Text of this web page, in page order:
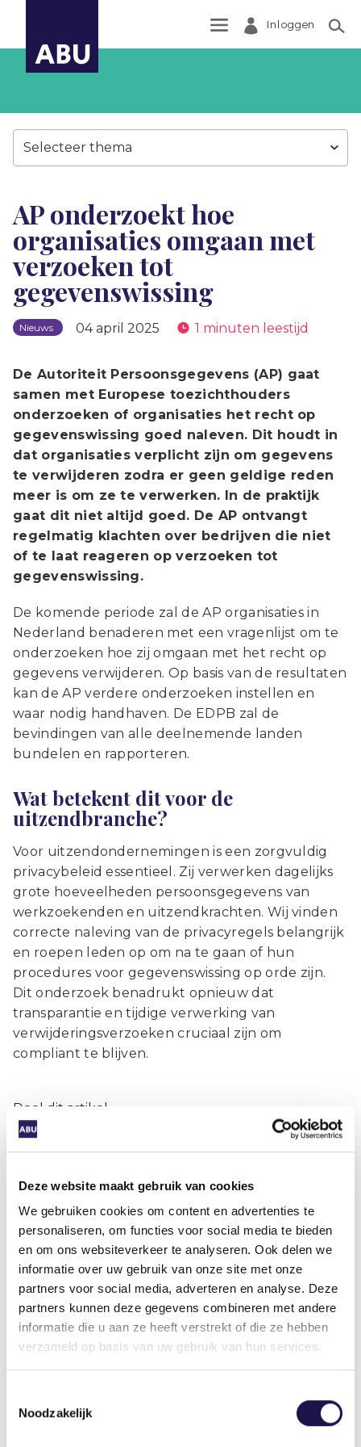
Deze website maakt gebruik van cookies
We gebruiken cookies om content en advertenties te
personaliseren, om functies voor social media te bieden
en om ons websiteverkeer te analyseren. Ook delen we
informatie over uw gebruik van onze site met onze
partners voor social media, adverteren en analyse. Deze
partners kunnen deze gegevens combineren met andere
informatie die u aan ze heeft verstrekt of die ze hebben
verzameld op basis van uw gebruik van hun services.
Noodzakelijk
Inloggen
Selecteer thema
AP onderzoekt hoe
organisaties omgaan met
verzoeken tot
gegevenswissing
Nieuws 04 april 2025 1 minuten leestijd
De Autoriteit Persoonsgegevens (AP) gaat
samen met Europese toezichthouders
onderzoeken of organisaties het recht op
gegevenswissing goed naleven. Dit houdt in
dat organisaties verplicht zijn om gegevens
te verwijderen zodra er geen geldige reden
meer is om ze te verwerken. In de praktijk
gaat dit niet altijd goed. De AP ontvangt
regelmatig klachten over bedrijven die niet
of te laat reageren op verzoeken tot
gegevenswissing.
De komende periode zal de AP organisaties in
Nederland benaderen met een vragenlijst om te
onderzoeken hoe zij omgaan met het recht op
gegevens verwijderen. Op basis van de resultaten
kan de AP verdere onderzoeken instellen en
waar nodig handhaven. De EDPB zal de
bevindingen van alle deelnemende landen
bundelen en rapporteren.
Wat betekent dit voor de
uitzendbranche?
Voor uitzendondernemingen is een zorgvuldig
privacybeleid essentieel. Zij verwerken dagelijks
grote hoeveelheden persoonsgegevens van
werkzoekenden en uitzendkrachten. Wij vinden
correcte naleving van de privacyregels belangrijk
en roepen leden op om na te gaan of hun
procedures voor gegevenswissing op orde zijn.
Dit onderzoek benadrukt opnieuw dat
transparantie en tijdige verwerking van
verwijderingsverzoeken cruciaal zijn om
compliant te blijven.
Deel dit artikel
Gerelateerde artikelen
Nieuws
Let op: vacatures van leden op